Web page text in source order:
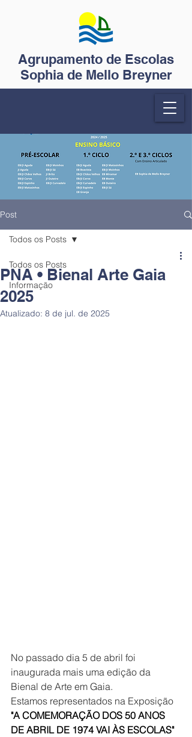
Agrupamento de Escolas
Sophia de Mello Breyner
Post
Todos os Posts
Informação
Todos os Posts
PNA • Bienal Arte Gaia
2025
Atualizado: 8 de jul. de 2025
No passado dia 5 de abril foi
inaugurada mais uma edição da
Bienal de Arte em Gaia.
Estamos representados na Exposição
"A COMEMORAÇÃO DOS 50 ANOS
DE ABRIL DE 1974 VAI ÀS ESCOLAS"